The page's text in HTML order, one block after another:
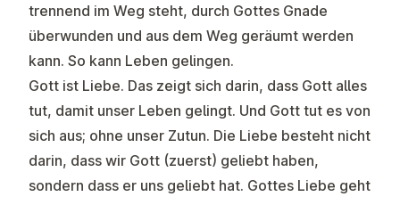
trennend im Weg steht, durch Gottes Gnade
überwunden und aus dem Weg geräumt werden
kann. So kann Leben gelingen.
Gott ist Liebe. Das zeigt sich darin, dass Gott alles
tut, damit unser Leben gelingt. Und Gott tut es von
sich aus; ohne unser Zutun. Die Liebe besteht nicht
darin, dass wir Gott (zuerst) geliebt haben,
sondern dass er uns geliebt hat. Gottes Liebe geht